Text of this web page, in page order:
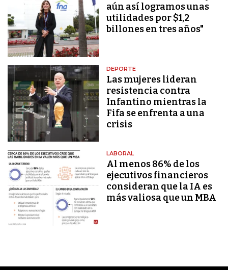
aún así logramos unas
utilidades por $1,2
billones en tres años"
DEPORTE
Las mujeres lideran
resistencia contra
Infantino mientras la
Fifa se enfrenta a una
crisis
LABORAL
Al menos 86% de los
ejecutivos financieros
consideran que la IA es
más valiosa que un MBA